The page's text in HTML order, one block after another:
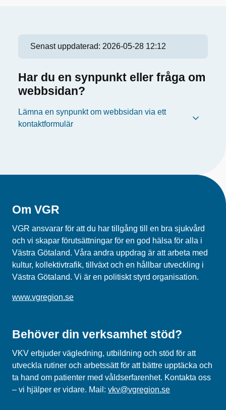
Senast uppdaterad: 2026-05-28 12:12
Har du en synpunkt eller fråga om
webbsidan?
Lämna en synpunkt om webbsidan via ett
kontaktformulär
Om VGR
VGR ansvarar för att du har tillgång till en bra sjukvård
och vi skapar förutsättningar för en god hälsa för alla i
Västra Götaland. Våra andra uppdrag är att arbeta med
kultur, kollektivtrafik, tillväxt och en hållbar utveckling i
Västra Götaland. Vi är en politiskt styrd organisation.
www.vgregion.se
Behöver din verksamhet stöd?
VKV erbjuder vägledning, utbildning och stöd för att
utveckla rutiner och arbetssättför att bättre upptäcka och
ta hand om patienter med våldserfarenhet. Kontakta oss
– vi hjälper er vidare. Mail : vkv@vgregion.se